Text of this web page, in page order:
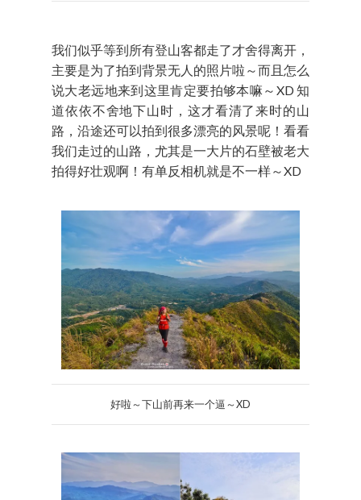
我们似乎等到所有登山客都走了才舍得离开，
主要是为了拍到背景无人的照片啦～而且怎么
说大老远地来到这里肯定要拍够本嘛～XD 知
道依依不舍地下山时，这才看清了来时的山
路，沿途还可以拍到很多漂亮的风景呢！看看
我们走过的山路，尤其是一大片的石壁被老大
拍得好壮观啊！有单反相机就是不一样～XD
好啦～下山前再来一个逼～XD